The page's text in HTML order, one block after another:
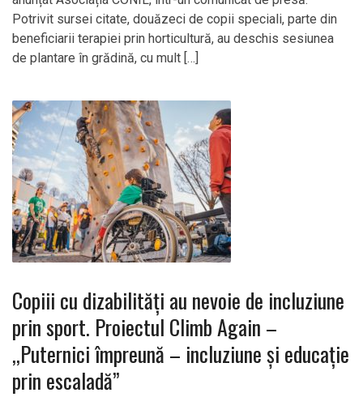
Potrivit sursei citate, douăzeci de copii speciali, parte din
beneficiarii terapiei prin horticultură, au deschis sesiunea
de plantare în grădină, cu mult […]
Copiii cu dizabilităţi au nevoie de incluziune
prin sport. Proiectul Climb Again –
,,Puternici împreună – incluziune şi educaţie
prin escaladă”